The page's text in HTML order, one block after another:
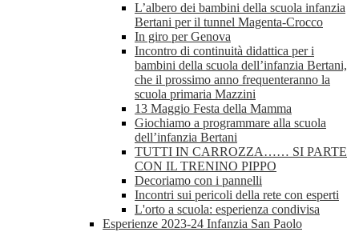
L’albero dei bambini della scuola infanzia
Bertani per il tunnel Magenta-Crocco
In giro per Genova
Incontro di continuità didattica per i
bambini della scuola dell’infanzia Bertani,
che il prossimo anno frequenteranno la
scuola primaria Mazzini
13 Maggio Festa della Mamma
Giochiamo a programmare alla scuola
dell’infanzia Bertani
TUTTI IN CARROZZA…… SI PARTE
CON IL TRENINO PIPPO
Decoriamo con i pannelli
Incontri sui pericoli della rete con esperti
L'orto a scuola: esperienza condivisa
Esperienze 2023-24 Infanzia San Paolo